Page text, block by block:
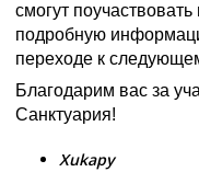
смогут
подробную
переходе к
Благодарим вас за
Санктуария!
Xukapy